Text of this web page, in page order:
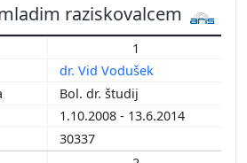
raziskovalcem
1
dr. Vid Vodušek
Bol. dr. študij
1.10.2008 - 13.6.2014
30337